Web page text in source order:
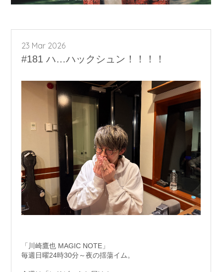
23 Mar 2026
#181 ハ…ハックシュン！！！！
「川崎鷹也 MAGIC NOTE」
毎週日曜24時30分～夜の揺蕩イム。